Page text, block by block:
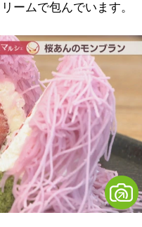
ームで包んでいます。